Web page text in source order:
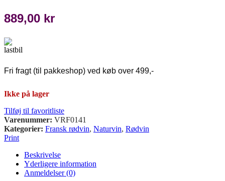
889,00 kr
Fri fragt (til pakkeshop) ved køb over 499,-
Ikke på lager
Tilføj til favoritliste
Varenummer: VRF0141
Kategorier: Fransk rødvin, Naturvin, Rødvin
Print
Beskrivelse
Yderligere information
Anmeldelser (0)